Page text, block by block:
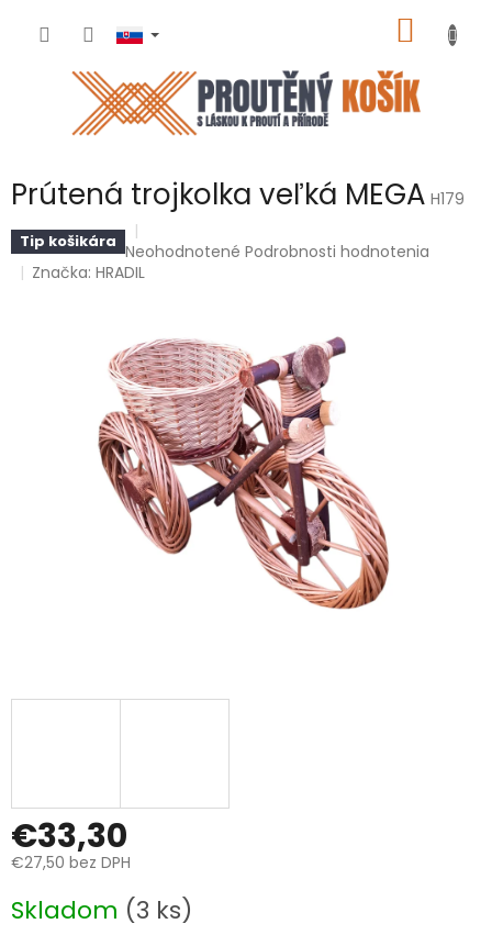
KOŠÍK
Prútená trojkolka veľká MEGA H179
Tip košikára Priemerné
hodnotenie
z
5
hviezdičiek.
Neohodnotené Podrobnosti hodnotenia
Značka:HRADIL
€33,30
€27,50 bez DPH
cena:
Skladom (3 ks)